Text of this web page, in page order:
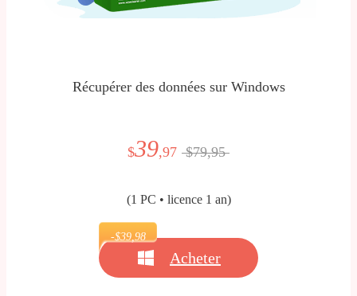
Récupérer des données sur Windows
$39,97 $79,95
(1 PC • licence 1 an)
-$39,98
Acheter